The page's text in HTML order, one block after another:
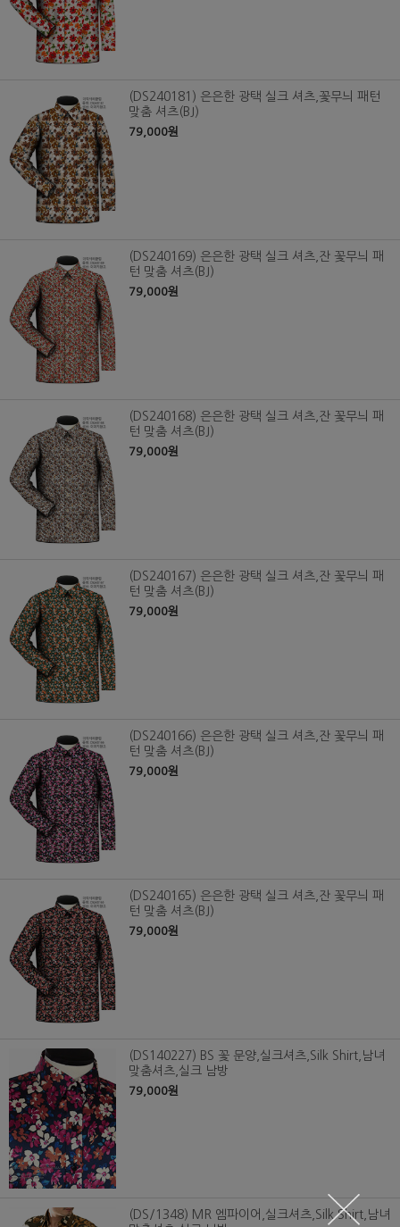
(DS240181) 은은한 광택 실크 셔츠,꽃무늬 패턴
맞춤 셔츠(BJ)
79,000원
(DS240169) 은은한 광택 실크 셔츠,잔 꽃무늬 패
턴 맞춤 셔츠(BJ)
79,000원
(DS240168) 은은한 광택 실크 셔츠,잔 꽃무늬 패
턴 맞춤 셔츠(BJ)
79,000원
(DS240167) 은은한 광택 실크 셔츠,잔 꽃무늬 패
턴 맞춤 셔츠(BJ)
79,000원
(DS240166) 은은한 광택 실크 셔츠,잔 꽃무늬 패
턴 맞춤 셔츠(BJ)
79,000원
(DS240165) 은은한 광택 실크 셔츠,잔 꽃무늬 패
턴 맞춤 셔츠(BJ)
79,000원
(DS140227) BS 꽃 문양,실크셔츠,Silk Shirt,남녀
맞춤셔츠,실크 남방
79,000원
(DS/1348) MR 엠파이어,실크셔츠,Silk Shirt,남녀